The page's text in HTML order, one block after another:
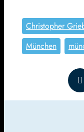
Christopher
München